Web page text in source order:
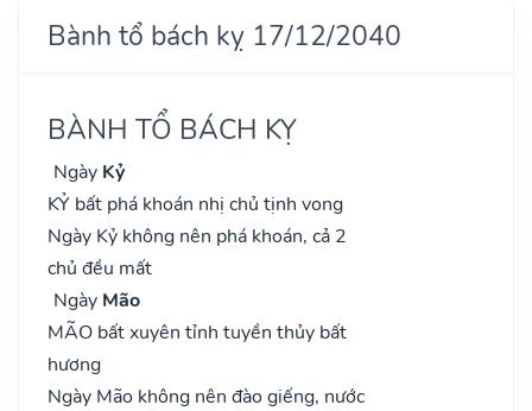
Bành tổ bách kỵ 17/12/2040
BÀNH TỔ BÁCH KỴ
Ngày Kỷ
KỶ bất phá khoán nhị chủ tịnh vong
Ngày Kỷ không nên phá khoán, cả 2
chủ đều mất
Ngày Mão
MÃO bất xuyên tỉnh tuyền thủy bất
hương
Ngày Mão không nên đào giếng, nước